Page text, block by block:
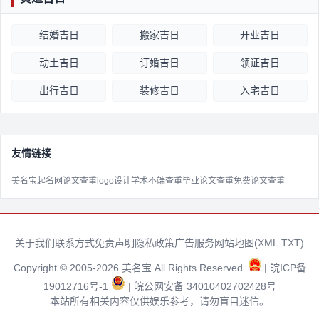
结婚吉日 搬家吉日 开业吉日
动土吉日 订婚吉日 领证吉日
出行吉日 装修吉日 入宅吉日
友情链接
美名宝起名网论文查重 logo设计学术不端查重毕业论文查重免费论文查重
关于我们联系方式免责声明 隐私政策广告服务网站地图(XML TXT)
Copyright © 2005-2026 美名宝 All Rights Reserved.
| 皖ICP备
19012716号-1
| 皖公网安备 34010402702428号
本站所有相关内容仅供娱乐参考，请勿盲目迷信。